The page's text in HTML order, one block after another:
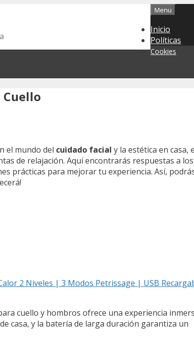
Menu
Inicio
Políticas
Cookies
Cuello
el mundo del cuidado facial y la estética en casa,
de relajación. Aquí encontrarás respuestas a los
prácticas para mejorar tu experiencia. Así,
2 Niveles | 3 Modos Petrissage | USB
cuello y hombros ofrece una experiencia
casa, y la batería de larga duración garantiza un